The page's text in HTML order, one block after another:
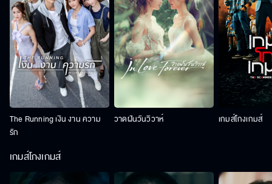
The Running เงิน งาน ความ
รัก
วาดฝันวันวิวาห์ เกมส์โกงเกมส์
เกมส์โกงเกมส์